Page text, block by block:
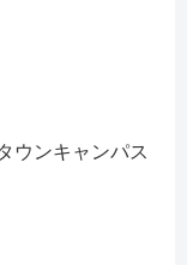
ウンキャンパス